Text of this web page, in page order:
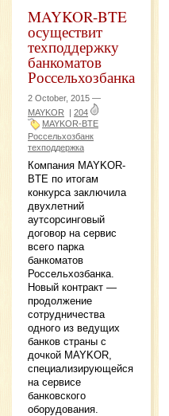
MAYKOR-BTE
осуществит
техподдержку
банкоматов
Россельхозбанка
2 October, 2015 —
MAYKOR
204
MAYKOR-BTE
Россельхозбанк
техподдержка
Компания MAYKOR-
BTE по итогам
конкурса заключила
двухлетний
аутсорсинговый
договор на сервис
всего парка
банкоматов
Россельхозбанка.
Новый контракт —
продолжение
сотрудничества
одного из ведущих
банков страны с
дочкой MAYKOR,
специализирующейся
на сервисе
банковского
оборудования.